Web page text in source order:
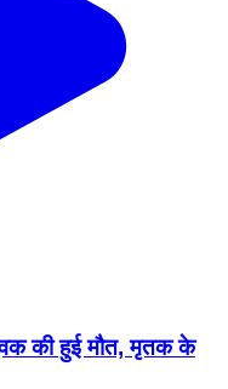
की हुई मौत, मृतक के